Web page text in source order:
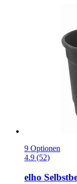
9 Optionen
4.9 (52)
elho